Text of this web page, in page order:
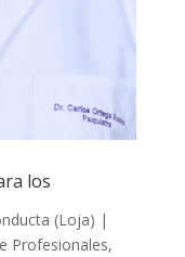
los
(Loja) |
Profesionales,